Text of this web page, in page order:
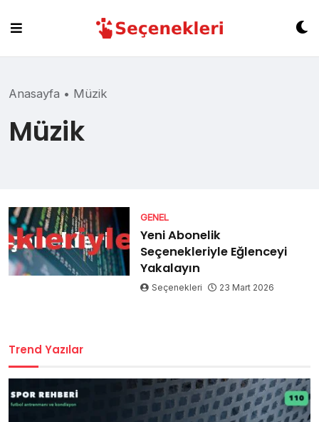
content
Anasayfa • Müzik
Müzik
GENEL
Yeni Abonelik
Seçenekleriyle Eğlenceyi
Yakalayın
Seçenekleri 23 Mart 2026
Trend Yazılar